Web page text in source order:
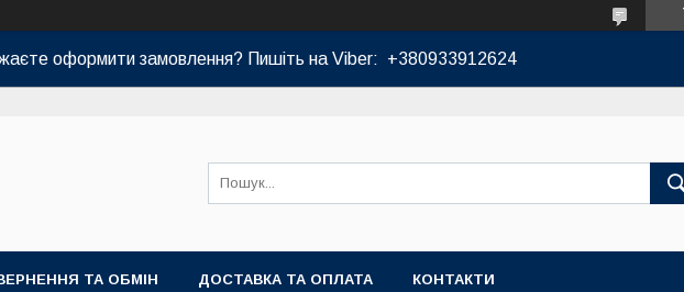
оформити замовлення? Пишіть на Viber: +380933912624
ТА ОБМІН ДОСТАВКА ТА ОПЛАТА КОНТАКТИ